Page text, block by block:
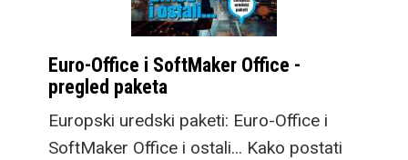
Euro-Office i SoftMaker Office -
pregled paketa
Europski uredski paketi: Euro-Office i
SoftMaker Office i ostali... Kako postati